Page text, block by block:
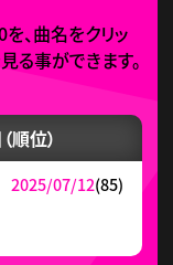
、曲名をクリッ
る事ができます。
順位）
2025/07/12(85)